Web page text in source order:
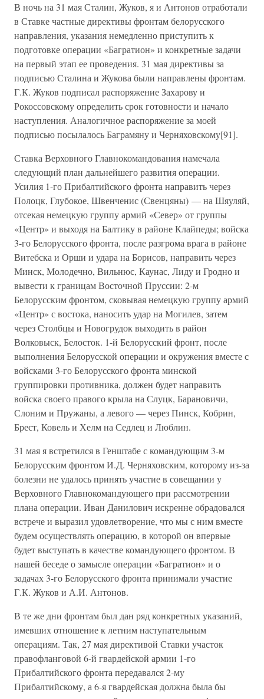
В ночь на 31 мая Сталин, Жуков, я и Антонов отработали
в Ставке частные директивы фронтам белорусского
направления, указания немедленно приступить к
подготовке операции «Багратион» и конкретные задачи
на первый этап ее проведения. 31 мая директивы за
подписью Сталина и Жукова были направлены фронтам.
Г.К. Жуков подписал распоряжение Захарову и
Рокоссовскому определить срок готовности и начало
наступления. Аналогичное распоряжение за моей
подписью посылалось Баграмяну и Черняховскому[91].
Ставка Верховного Главнокомандования намечала
следующий план дальнейшего развития операции.
Усилия 1-го Прибалтийского фронта направить через
Полоцк, Глубокое, Швенченис (Свенцяны) — на Шяуляй,
отсекая немецкую группу армий «Север» от группы
«Центр» и выходя на Балтику в районе Клайпеды; войска
3-го Белорусского фронта, после разгрома врага в районе
Витебска и Орши и удара на Борисов, направить через
Минск, Молодечно, Вильнюс, Каунас, Лиду и Гродно и
вывести к границам Восточной Пруссии: 2-м
Белорусским фронтом, сковывая немецкую группу армий
«Центр» с востока, наносить удар на Могилев, затем
через Столбцы и Новогрудок выходить в район
Волковыск, Белосток. 1-й Белорусский фронт, после
выполнения Белорусской операции и окружения вместе с
войсками 3-го Белорусского фронта минской
группировки противника, должен будет направить
войска своего правого крыла на Слуцк, Барановичи,
Слоним и Пружаны, а левого — через Пинск, Кобрин,
Брест, Ковель и Хелм на Седлец и Люблин.
31 мая я встретился в Генштабе с командующим 3-м
Белорусским фронтом И.Д. Черняховским, которому из-за
болезни не удалось принять участие в совещании у
Верховного Главнокомандующего при рассмотрении
плана операции. Иван Данилович искренне обрадовался
встрече и выразил удовлетворение, что мы с ним вместе
будем осуществлять операцию, в которой он впервые
будет выступать в качестве командующего фронтом. В
нашей беседе о замысле операции «Багратион» и о
задачах 3-го Белорусского фронта принимали участие
Г.К. Жуков и А.И. Антонов.
В те же дни фронтам был дан ряд конкретных указаний,
имевших отношение к летним наступательным
операциям. Так, 27 мая директивой Ставки участок
правофланговой 6-й гвардейской армии 1-го
Прибалтийского фронта передавался 2-му
Прибалтийскому, а 6-я гвардейская должна была бы